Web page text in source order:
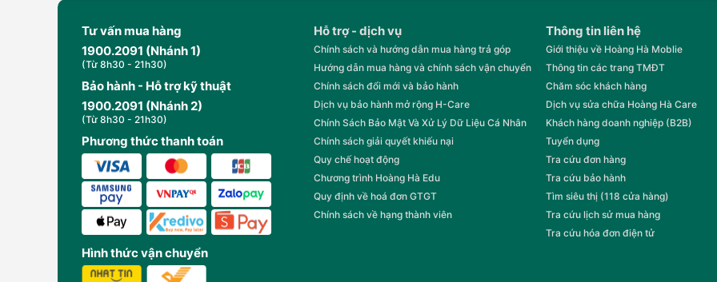
Tư vấn mua hàng
1900.2091 (Nhánh 1)
(Từ 8h30 - 21h30)
Bảo hành - Hỗ trợ kỹ thuật
1900.2091 (Nhánh 2)
(Từ 8h30 - 21h30)
Phương thức thanh toán
Hình thức vận chuyển
Hỗ trợ - dịch vụ
Chính sách và hướng dẫn mua hàng trả góp
Hướng dẫn mua hàng và chính sách vận chuyển
Chính sách đổi mới và bảo hành
Dịch vụ bảo hành mở rộng H-Care
Chính Sách Bảo Mật Và Xử Lý Dữ Liệu Cá Nhân
Chính sách giải quyết khiếu nại
Quy chế hoạt động
Chương trình Hoàng Hà Edu
Quy định về hoá đơn GTGT
Chính sách về hạng thành viên
Thông tin liên hệ
Giới thiệu về Hoàng Hà Moblie
Thông tin các trang TMĐT
Chăm sóc khách hàng
Dịch vụ sửa chữa Hoàng Hà Care
Khách hàng doanh nghiệp (B2B)
Tuyển dụng
Tra cứu đơn hàng
Tra cứu bảo hành
Tìm siêu thị (118 cửa hàng)
Tra cứu lịch sử mua hàng
Tra cứu hóa đơn điện tử